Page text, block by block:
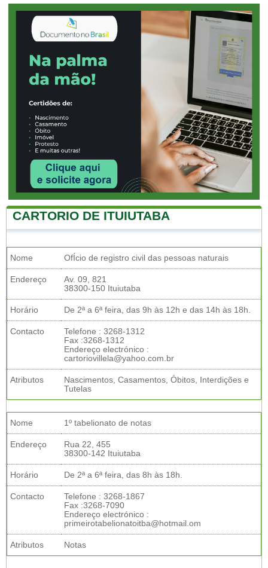
CARTORIO DE ITUIUTABA
Nome OfÍcio de registro civil das pessoas naturais
Endereço
Av. 09, 821
38300-150 Ituiutaba
Horário De 2ª a 6ª feira, das 9h às 12h e das 14h às 18h.
Contacto
Telefone : 3268-1312
Fax :3268-1312
Endereço electrónico :
cartoriovillela@yahoo.com.br
Atributos
Nascimentos, Casamentos, Óbitos, Interdições e
Tutelas
Nome 1º tabelionato de notas
Endereço
Rua 22, 455
38300-142 Ituiutaba
Horário De 2ª a 6ª feira, das 8h às 18h.
Contacto
Telefone : 3268-1867
Fax :3268-7090
Endereço electrónico :
primeirotabelionatoitba@hotmail.om
Atributos Notas